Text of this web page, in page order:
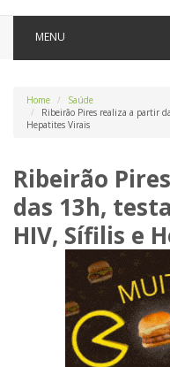
MENU
Home
Saúde
Ribeirão Pires realiza a partir
Hepatites Virais
Ribeirão
das 13h,
HIV, Sífilis e